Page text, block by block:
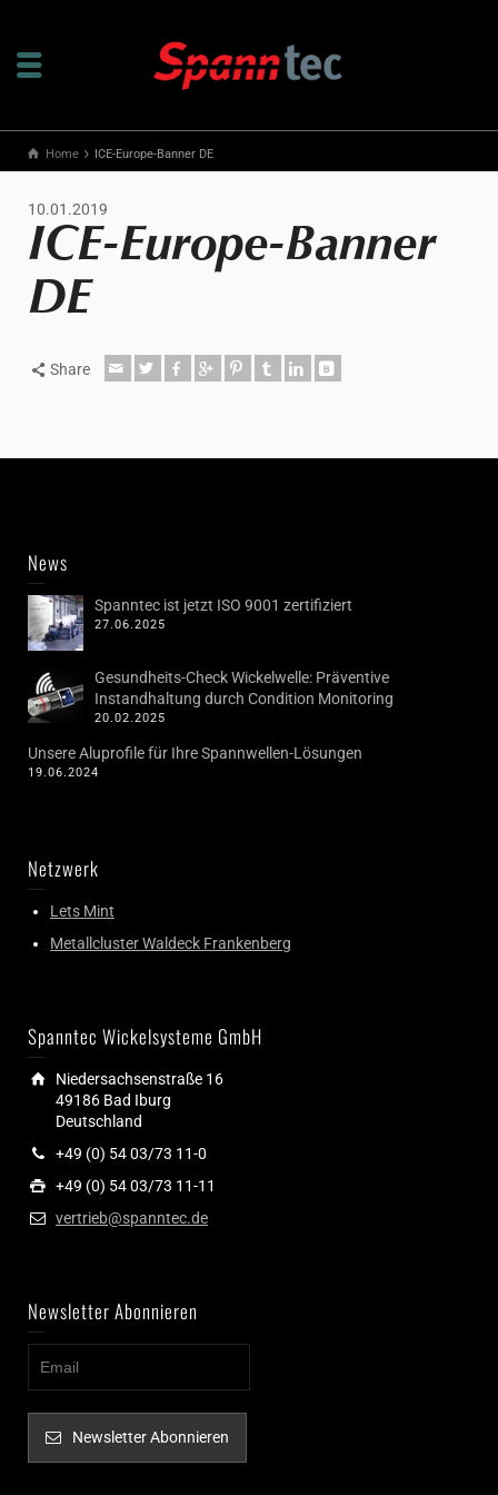
Home ICE-Europe-Banner DE
10.01.2019
ICE-Europe-Banner
DE
Share
News
Spanntec ist jetzt ISO 9001 zertifiziert
27.06.2025
Gesundheits-Check Wickelwelle: Präventive
Instandhaltung durch Condition Monitoring
20.02.2025
Unsere Aluprofile für Ihre Spannwellen-Lösungen
19.06.2024
Netzwerk
Lets Mint
Metallcluster Waldeck Frankenberg
Spanntec Wickelsysteme GmbH
Niedersachsenstraße 16
49186 Bad Iburg
Deutschland
+49 (0) 54 03/73 11-0
+49 (0) 54 03/73 11-11
vertrieb@spanntec.de
Newsletter Abonnieren
Newsletter Abonnieren